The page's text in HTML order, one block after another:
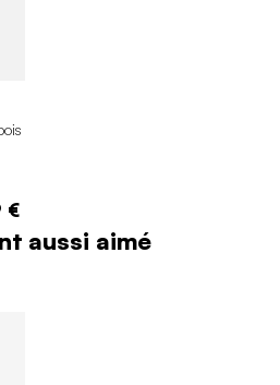
€
aussi aimé